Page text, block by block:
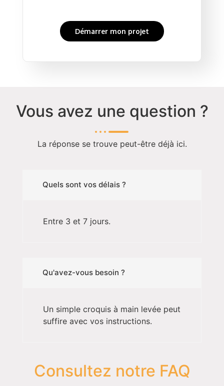
Démarrer mon projet
Vous avez une question ?
La réponse se trouve peut-être déjà ici.
Quels sont vos délais ?
Entre 3 et 7 jours.
Qu'avez-vous besoin ?
Un simple croquis à main levée peut
suffire avec vos instructions.
Consultez notre FAQ